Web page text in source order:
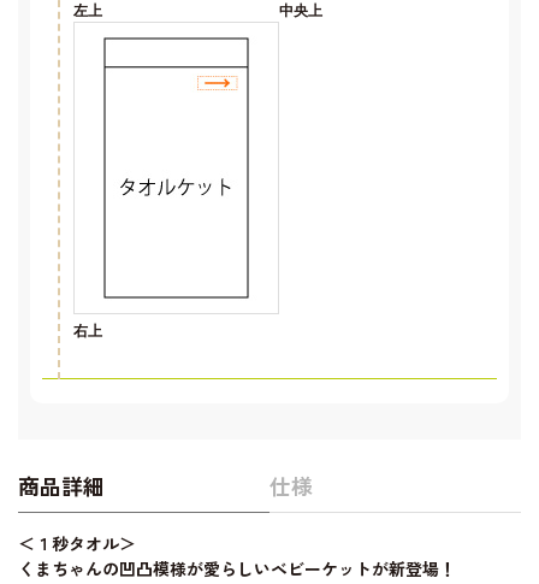
左上 中央上
右上
商品詳細 仕様
＜１秒タオル＞
くまちゃんの凹凸模様が愛らしいベビーケットが新登場！